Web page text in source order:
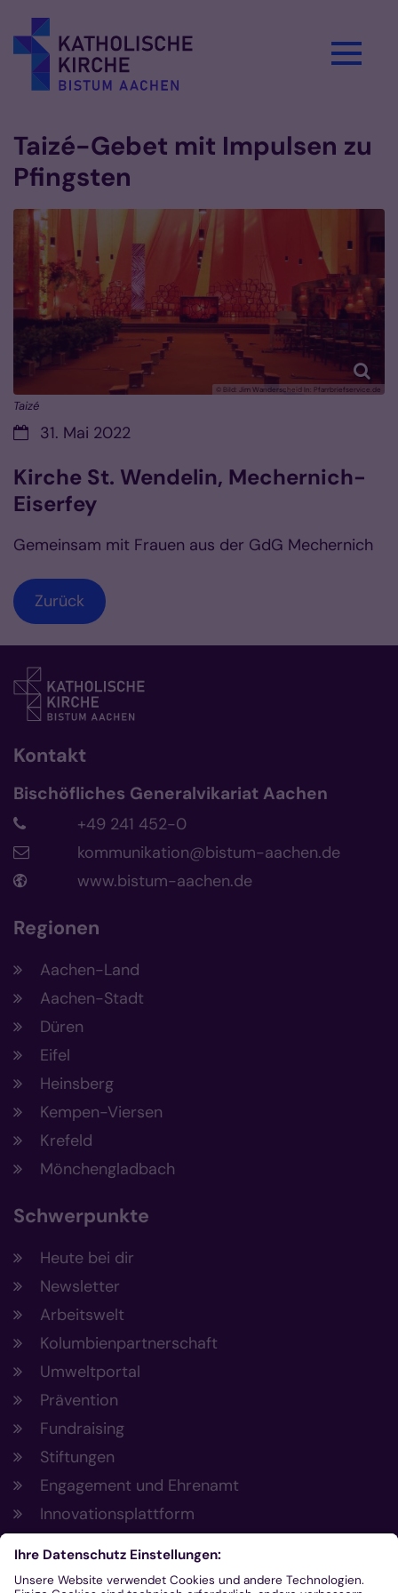
Taizé-Gebet mit Impulsen zu
Pfingsten
© Bild: Jim Wanderscheid In: Pfarrbriefservice.de
Taizé
Datum:31. Mai 2022
Kirche St. Wendelin, Mechernich-
Eiserfey
Gemeinsam mit Frauen aus der GdG Mechernich
Zurück
Kontakt
Bischöfliches Generalvikariat Aachen
+49 241 452-0
kommunikation@bistum-aachen.de
www.bistum-aachen.de
Regionen
Aachen-Land
Aachen-Stadt
Düren
Eifel
Heinsberg
Kempen-Viersen
Krefeld
Mönchengladbach
Schwerpunkte
Heute bei dir
Newsletter
Arbeitswelt
Kolumbienpartnerschaft
Umweltportal
Prävention
Fundraising
Stiftungen
Engagement und Ehrenamt
Innovationsplattform
Aus der Plattform